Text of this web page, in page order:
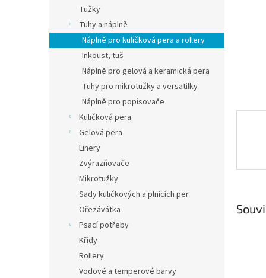
l
Tužky
Tuhy a náplně
Náplně pro kuličková pera a rollery
Inkoust, tuš
Náplně pro gelová a keramická pera
Tuhy pro mikrotužky a versatilky
Náplně pro popisovače
Kuličková pera
Gelová pera
Linery
Zvýrazňovače
Mikrotužky
Sady kuličkových a plnících per
Ořezávátka
Psací potřeby
Křídy
Rollery
Vodové a temperové barvy